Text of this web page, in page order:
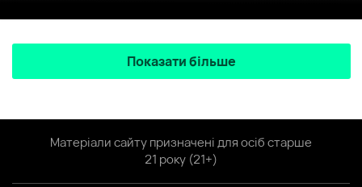
Показати більше
Матеріали сайту призначені для осіб старше
21 року (21+)